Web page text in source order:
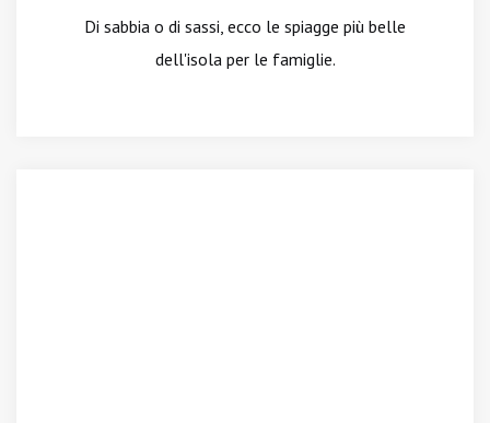
Di sabbia o di sassi, ecco le spiagge più belle
dell'isola per le famiglie.